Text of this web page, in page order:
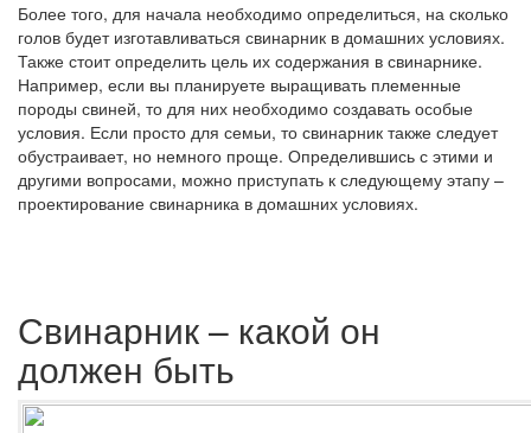
Более того, для начала необходимо определиться, на сколько
голов будет изготавливаться свинарник в домашних условиях.
Также стоит определить цель их содержания в свинарнике.
Например, если вы планируете выращивать племенные
породы свиней, то для них необходимо создавать особые
условия. Если просто для семьи, то свинарник также следует
обустраивает, но немного проще. Определившись с этими и
другими вопросами, можно приступать к следующему этапу –
проектирование свинарника в домашних условиях.
Свинарник – какой он
должен быть